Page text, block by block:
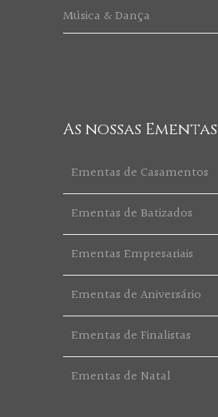
Música & Dança
As nossas Ementas
Ementas de Casamentos
Ementas de Batizados
Ementas Empresariais
Ementas de Aniversário
Ementas de Finalistas
Ementas de Natal